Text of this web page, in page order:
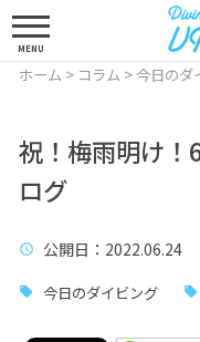
MENU
ホーム > コラム >今日のダ
祝！梅雨明け！
ログ
公開日 ：2022.06.24
今日のダイビング